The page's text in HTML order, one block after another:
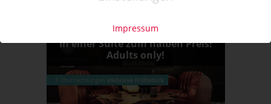
Impressum
3 Übernachtungen für 2 Personen
in einer Suite zum halben Preis!
Adults only!